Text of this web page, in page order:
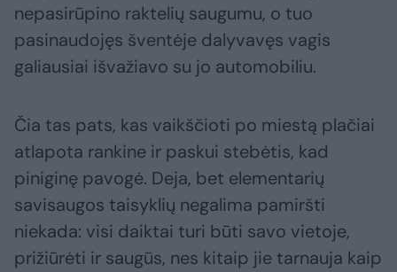
nepasirūpino raktelių saugumu, o tuo
pasinaudojęs šventėje dalyvavęs vagis
galiausiai išvažiavo su jo automobiliu.
Čia tas pats, kas vaikščioti po miestą plačiai
atlapota rankine ir paskui stebėtis, kad
piniginę pavogė. Deja, bet elementarių
savisaugos taisyklių negalima pamiršti
niekada: visi daiktai turi būti savo vietoje,
prižiūrėti ir saugūs, nes kitaip jie tarnauja kaip